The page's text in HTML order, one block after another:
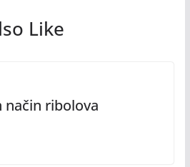
Like
način ribolova